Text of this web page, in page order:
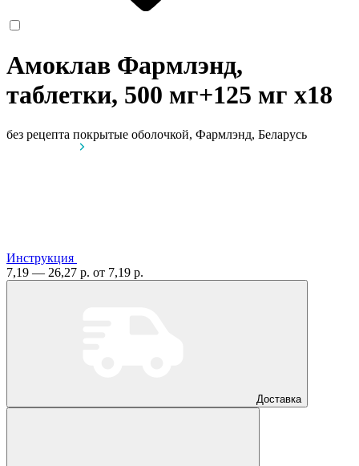
Амоклав Фармлэнд,
таблетки, 500 мг+125 мг x18
без рецепта покрытые оболочкой, Фармлэнд, Беларусь
Инструкция
7,19 — 26,27 р. от 7,19 р.
Доставка